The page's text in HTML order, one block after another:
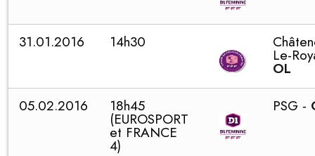
31.01.2016 14h30
Le-
OL
05.02.2016
18h45
(EUROSPORT
et FRANCE
4)
PSG -